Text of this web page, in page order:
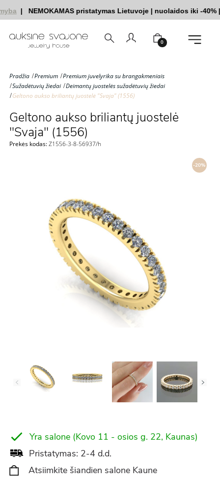
| NEMOKAMAS pristatymas Lietuvoje|nuolaidos iki -40%|
0
Pradžia Premium
Premium juvelyrika su brangakmeniais
Sužadėtuvių žiedai
Deimantų juostelės sužadėtuvių žiedai
Geltono aukso briliantų juostelė "Svaja" (1556)
Geltono aukso briliantų juostelė
"Svaja" (1556)
Prekės kodas:Z1556-3-8-56937/h
-20%
Yra salone (Kovo 11 - osios g. 22, Kaunas)
Pristatymas: 2-4 d.d.
Atsiimkite šiandien salone Kaune